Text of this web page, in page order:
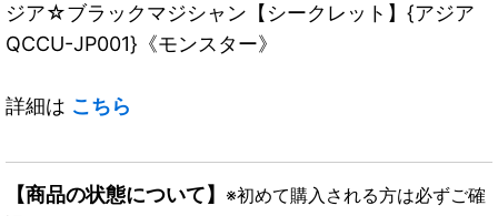
ジア☆ブラックマジシャン【シークレット】{アジア
QCCU-JP001}《モンスター》
詳細は こちら
【商品の状態について】 ※初めて購入される方は必ずご確